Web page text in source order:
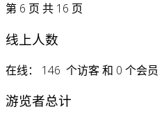
第 6 页 共 16 页
线上人数
在线： 146 个访客 和 0 个会员
游览者总计